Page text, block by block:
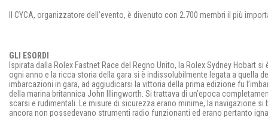
Il CYCA, organizzatore dell’evento, è divenuto con 2.700 membri il più
GLI ESORDI
Ispirata dalla Rolex Fastnet Race del Regno Unito, la Rolex Sydney Hobart
ogni anno e la ricca storia della gara si è indissolubilmente legata a quella
imbarcazioni in gara, ad aggiudicarsi la vittoria della prima edizione fu
della marina britannica John Illingworth. Si trattava di un’epoca
scarsi e rudimentali. Le misure di sicurezza erano minime, la navigazione
ancora non possedevano strumenti radio funzionanti ed erano pertanto